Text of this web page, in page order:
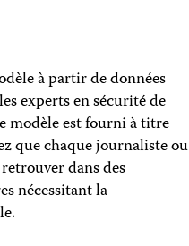
à partir de données
experts en sécurité de
modèle est fourni à titre
que chaque journaliste ou
dans des
nécessitant la